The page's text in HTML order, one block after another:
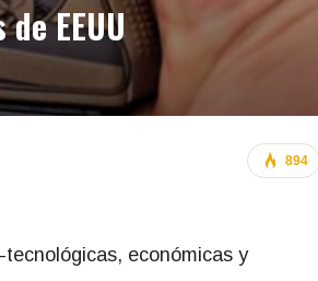
EEUU
894
económicas y